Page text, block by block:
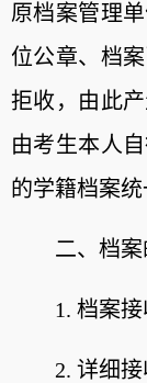
原档案管理
位公章、档
拒收，由此
由考生本人
的学籍档案统
二、档
1. 档案
2. 详细